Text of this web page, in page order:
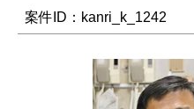
案件ID：kanri_k_1242